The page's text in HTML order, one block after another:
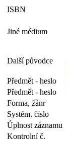
ISBN
Jiné médium
Další původce
Předmět - heslo
Předmět - heslo
Forma, žánr
Systém. číslo
Úplnost záznamu
Kontrolní č.